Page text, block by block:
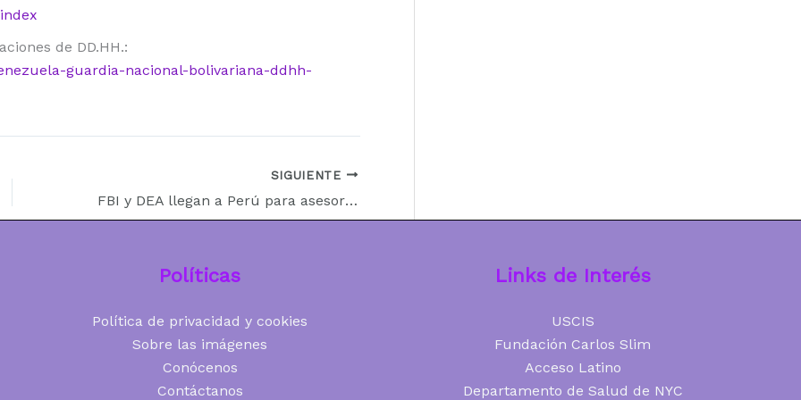
de DD.HH.:
guardia-nacional-bolivariana-ddhh-
SIGUIENTE
FBI y DEA llegan a Perú para asesorar en seguridad ciudadana
Políticas
Política de privacidad y cookies
Sobre las imágenes
Conócenos
Contáctanos
Links de Interés
USCIS
Fundación Carlos Slim
Acceso Latino
Departamento de Salud de NYC